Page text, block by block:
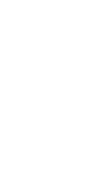
di